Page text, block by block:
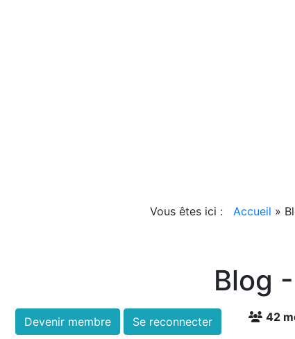
Vous êtes ici : Accueil »
Blog
Devenir membre Se reconnecter 42